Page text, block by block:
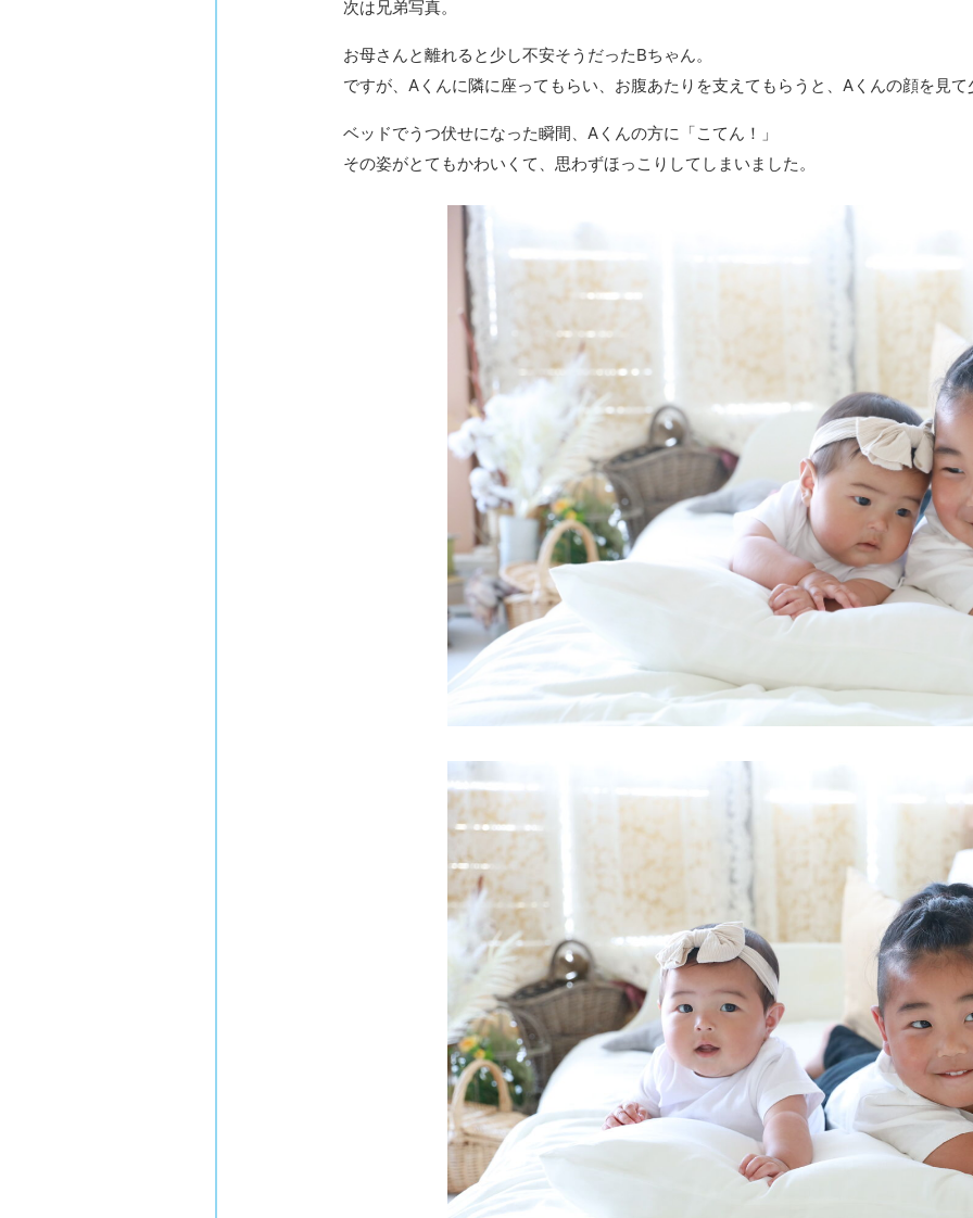
次は兄弟写真。
お母さんと離れると少し不安そうだったBちゃん。
ですが、Aくんに隣に座ってもらい、お腹あたりを支えてもらうと、Aくんの顔を見て
ベッドでうつ伏せになった瞬間、Aくんの方に「こてん！」
その姿がとてもかわいくて、思わずほっこりしてしまいました。